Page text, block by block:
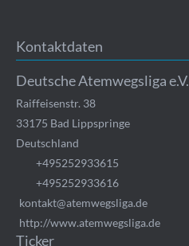
Kontaktdaten
Deutsche Atemwegsliga e.V.
Raiffeisenstr. 38
33175 Bad Lippspringe
Deutschland
+495252933615
+495252933616
kontakt@atemwegsliga.de
http://www.atemwegsliga.de
Ticker